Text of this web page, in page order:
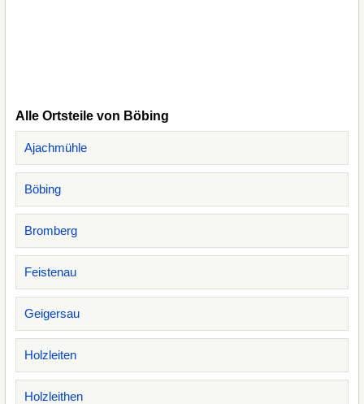
Alle Ortsteile von Böbing
Ajachmühle
Böbing
Bromberg
Feistenau
Geigersau
Holzleiten
Holzleithen